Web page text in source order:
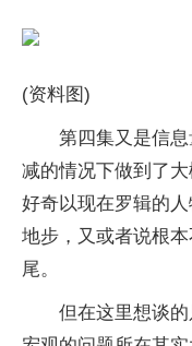
(资料图)
第四集又是信
减的情况下做到了
好奇以现在罗辑的
地步，又或者说根
尾。
但在这里想谈